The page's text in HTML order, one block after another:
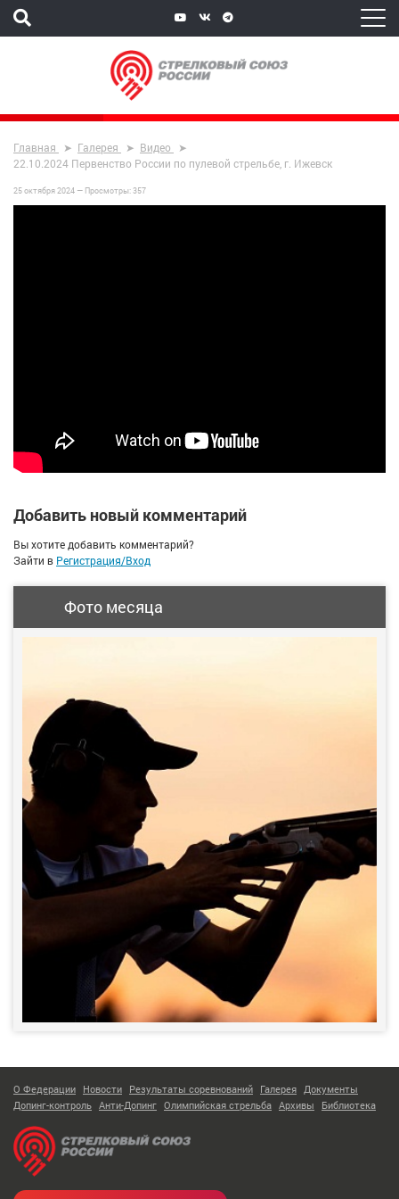
Главная Галерея
Видео
22.10.2024 Первенство России по пулевой стрельбе, г. Ижевск
25 октября 2024 — Просмотры:357
Добавить новый комментарий
Вы хотите добавить комментарий?
Зайти в Регистрация/Вход
Фото месяца
О Федерации Новости Результаты соревнований Галерея Документы
Допинг-контроль Анти-Допинг Олимпийская стрельба Архивы Библиотека